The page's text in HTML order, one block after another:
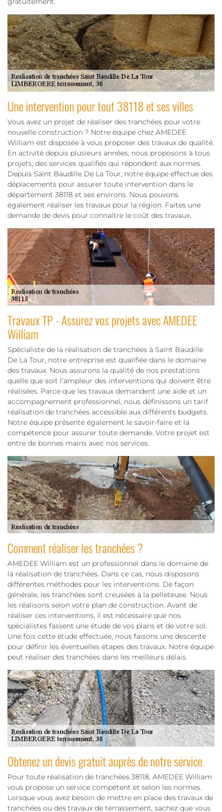
Une intervention pour tout 38118 et ses villes
Vous avez un projet de réaliser des tranchées pour votre
nouvelle construction ? Notre équipe chez AMEDEE
William est disposée à vous proposer des travaux de qualité.
En activité depuis plusieurs années, nous proposons à tous
projets, des services qualifiés qui répondent aux normes.
Depuis Saint Baudille De La Tour, notre équipe effectue des
déplacements pour assurer toute intervention dans le
département 38118 et ses environs. Nous pouvons
également réaliser les travaux pour la région. Faites une
demande de devis pour connaître le coût des travaux.
Travaux TP - Assurez vos projets avec AMEDEE
William
Spécialiste de la réalisation de tranchées à Saint Baudille
De La Tour, notre entreprise est qualifiée dans le domaine
des travaux. Nous assurons la qualité de nos prestations
quelle que soit l’ampleur des interventions qui doivent être
réalisées. Parce que les travaux demandent une aide et un
accompagnement professionnel, nous définissons un tarif
réalisation de tranchées accessible aux différents budgets.
Notre équipe présente également le savoir-faire et la
compétence pour assurer toute demande. Votre projet est
entre de bonnes mains avec nos services.
Comment réaliser les tranchées ?
AMEDEE William est un professionnel dans le domaine de
la réalisation de tranchées. Dans ce cas, nous disposons
différentes méthodes pour les interventions. De façon
générale, les tranchées sont creusées à la pelleteuse. Nous
les réalisons selon votre plan de construction. Avant de
réaliser ces interventions, il est nécessaire que nos
spécialistes fassent une étude de vos plans et de votre sol.
Une fois cette étude effectuée, nous faisons une descente
pour définir les éventuelles étapes des travaux. Notre équipe
peut réaliser des tranchées dans les meilleurs délais.
Obtenez un devis gratuit auprès de notre service
Pour toute réalisation de tranchées 38118, AMEDEE William
vous propose un service compétent et selon les normes.
Lorsque vous avez besoin de mettre en place des travaux de
tranchées ou des travaux de terrassement, sachez que vous